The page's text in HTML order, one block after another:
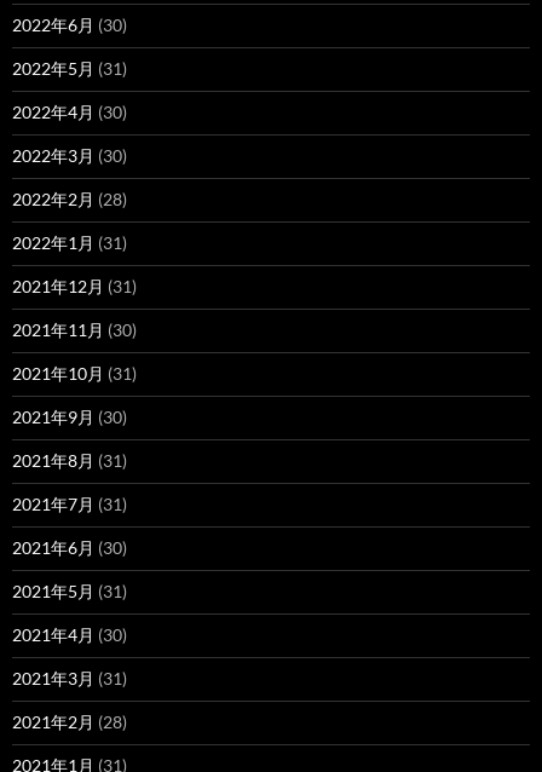
2022年6月 (30)
2022年5月 (31)
2022年4月 (30)
2022年3月 (30)
2022年2月 (28)
2022年1月 (31)
2021年12月 (31)
2021年11月 (30)
2021年10月 (31)
2021年9月 (30)
2021年8月 (31)
2021年7月 (31)
2021年6月 (30)
2021年5月 (31)
2021年4月 (30)
2021年3月 (31)
2021年2月 (28)
2021年1月 (31)